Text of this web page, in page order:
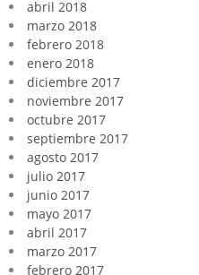
abril 2018
marzo 2018
febrero 2018
enero 2018
diciembre 2017
noviembre 2017
octubre 2017
septiembre 2017
agosto 2017
julio 2017
junio 2017
mayo 2017
abril 2017
marzo 2017
febrero 2017